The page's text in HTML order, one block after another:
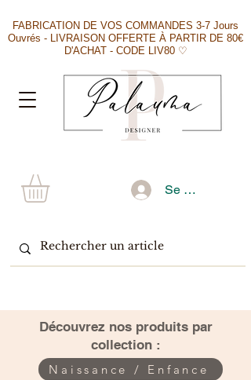
FABRICATION DE VOS COMMANDES 3-7 Jours
Ouvrés - LIVRAISON OFFERTE À PARTIR DE 80€
D'ACHAT - CODE LIV80 ♡
Se connecter
​Découvrez nos produits par
collection :
Naissance / Enfance